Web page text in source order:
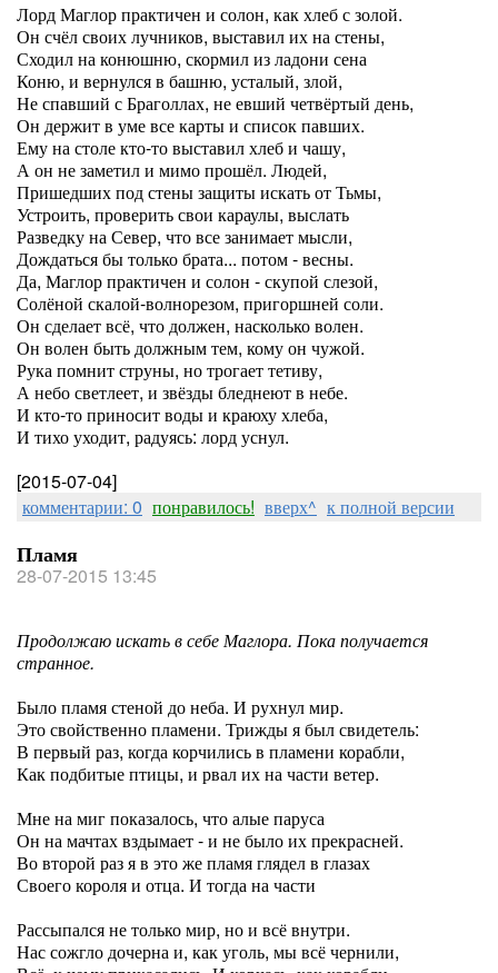
Лорд Маглор практичен и солон, как хлеб с золой.
Он счёл своих лучников, выставил их на стены,
Сходил на конюшню, скормил из ладони сена
Коню, и вернулся в башню, усталый, злой,
Не спавший с Браголлах, не евший четвёртый день,
Он держит в уме все карты и список павших.
Ему на столе кто-то выставил хлеб и чашу,
А он не заметил и мимо прошёл. Людей,
Пришедших под стены защиты искать от Тьмы,
Устроить, проверить свои караулы, выслать
Разведку на Север, что все занимает мысли,
Дождаться бы только брата... потом - весны.
Да, Маглор практичен и солон - скупой слезой,
Солёной скалой-волнорезом, пригоршней соли.
Он сделает всё, что должен, насколько волен.
Он волен быть должным тем, кому он чужой.
Рука помнит струны, но трогает тетиву,
А небо светлеет, и звёзды бледнеют в небе.
И кто-то приносит воды и краюху хлеба,
И тихо уходит, радуясь: лорд уснул.
[2015-07-04]
комментарии: 0 понравилось! вверх^ к полной версии
Пламя
28-07-2015 13:45
Продолжаю искать в себе Маглора. Пока получается
странное.
Было пламя стеной до неба. И рухнул мир.
Это свойственно пламени. Трижды я был свидетель:
В первый раз, когда корчились в пламени корабли,
Как подбитые птицы, и рвал их на части ветер.
Мне на миг показалось, что алые паруса
Он на мачтах вздымает - и не было их прекрасней.
Во второй раз я в это же пламя глядел в глазах
Своего короля и отца. И тогда на части
Рассыпался не только мир, но и всё внутри.
Нас сожгло дочерна и, как уголь, мы всё чернили,